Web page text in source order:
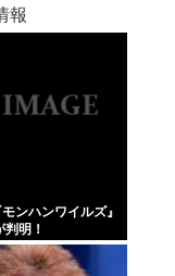
報
ンハンワイルズ』
明！